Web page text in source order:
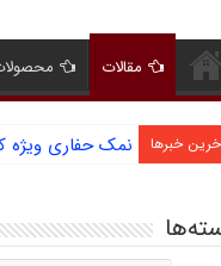
مقالات
خبرها نمک حفاری ویژه